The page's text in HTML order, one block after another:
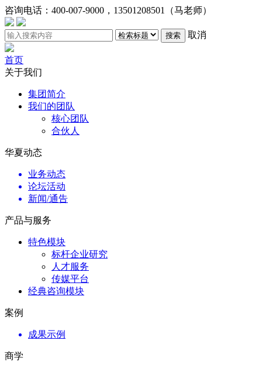
咨询电话： 400-007-9000，13501208501（马老师）
搜索 取消
首页
关于我们
集团简介
我们的团队
核心团队
合伙人
华夏动态
业务动态
论坛活动
新闻/通告
产品与服务
特色模块
标杆企业研究
人才服务
传媒平台
经典咨询模块
案例
成果示例
商学